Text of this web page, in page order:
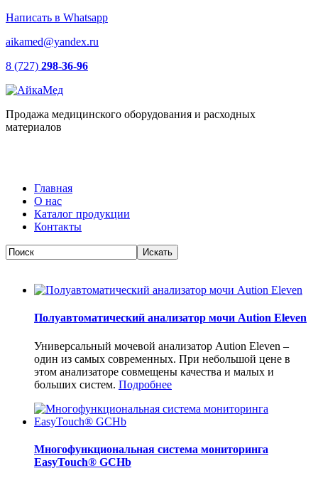
Написать в Whatsapp
aikamed@yandex.ru
8 (727) 298-36-96
Продажа медицинского оборудования и расходных
материалов
Главная
О нас
Каталог продукции
Контакты
Полуавтоматический анализатор мочи Aution Eleven
Универсальный мочевой анализатор Aution Eleven –
один из самых современных. При небольшой цене в
этом анализаторе совмещены качества и малых и
больших систем. Подробнее
Многофункциональная система мониторинга
EasyTouch® GCHb